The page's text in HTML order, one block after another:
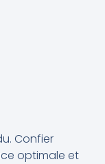
Confier
optimale et